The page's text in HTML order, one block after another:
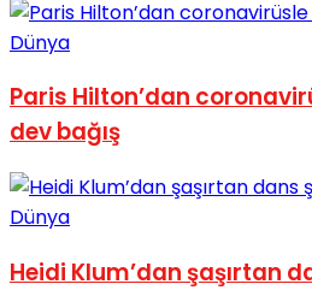
Dünya
Paris Hilton’dan
dev bağış
Dünya
Heidi Klum’dan şaşırtan